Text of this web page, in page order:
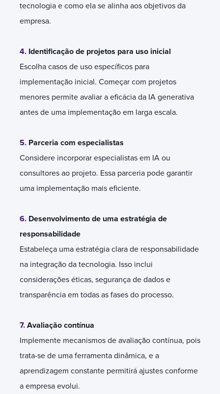
tecnologia e como ela se alinha aos objetivos da
empresa.
4. Identificação de projetos para uso inicial
Escolha casos de uso específicos para
implementação inicial. Começar com projetos
menores permite avaliar a eficácia da IA generativa
antes de uma implementação em larga escala.
5. Parceria com especialistas
Considere incorporar especialistas em IA ou
consultores ao projeto. Essa parceria pode garantir
uma implementação mais eficiente.
6. Desenvolvimento de uma estratégia de
responsabilidade
Estabeleça uma estratégia clara de responsabilidade
na integração da tecnologia. Isso inclui
considerações éticas, segurança de dados e
transparência em todas as fases do processo.
7. Avaliação contínua
Implemente mecanismos de avaliação contínua, pois
trata-se de uma ferramenta dinâmica, e a
aprendizagem constante permitirá ajustes conforme
a empresa evolui.